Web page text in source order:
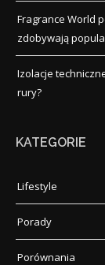
Fragrance World
zdobywają
Izolacje
rury?
KATEGORIE
Lifestyle
Porady
Porównania